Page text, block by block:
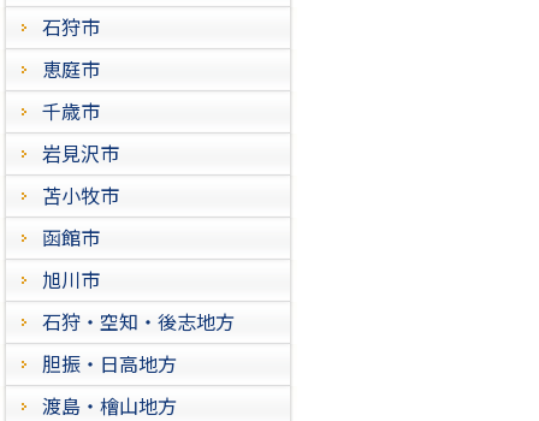
石狩市
恵庭市
千歳市
岩見沢市
苫小牧市
函館市
旭川市
石狩・空知・後志地方
胆振・日高地方
渡島・檜山地方